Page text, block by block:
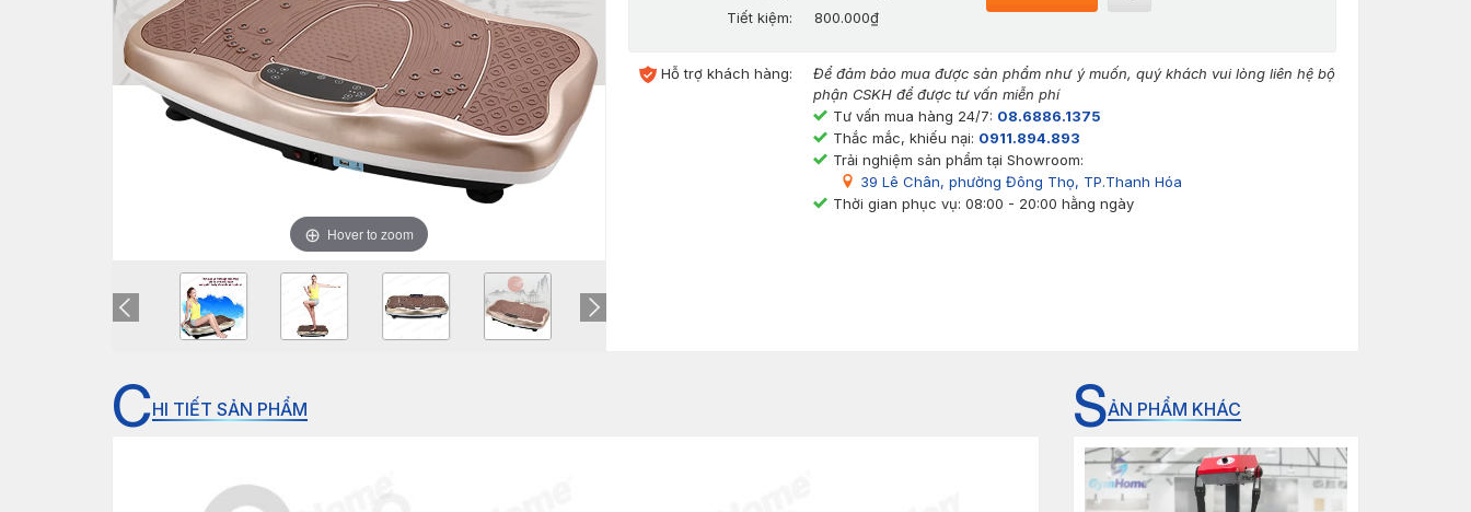
Hover to zoom
Tiết kiệm:
800.000₫
Hỗ trợ khách hàng:
Để đảm bảo mua được sản phẩm như ý muốn, quý khách vui lòng liên hệ bộ
phận CSKH để được tư vấn miễn phí
Tư vấn mua hàng 24/7: 08.6886.1375
Thắc mắc, khiếu nại: 0911.894.893
Trải nghiệm sản phẩm tại Showroom:
39 Lê Chân, phường Đông Thọ, TP.Thanh Hóa
Thời gian phục vụ: 08:00 - 20:00 hằng ngày
CHI TIẾT SẢN PHẨM SẢN PHẨM KHÁC